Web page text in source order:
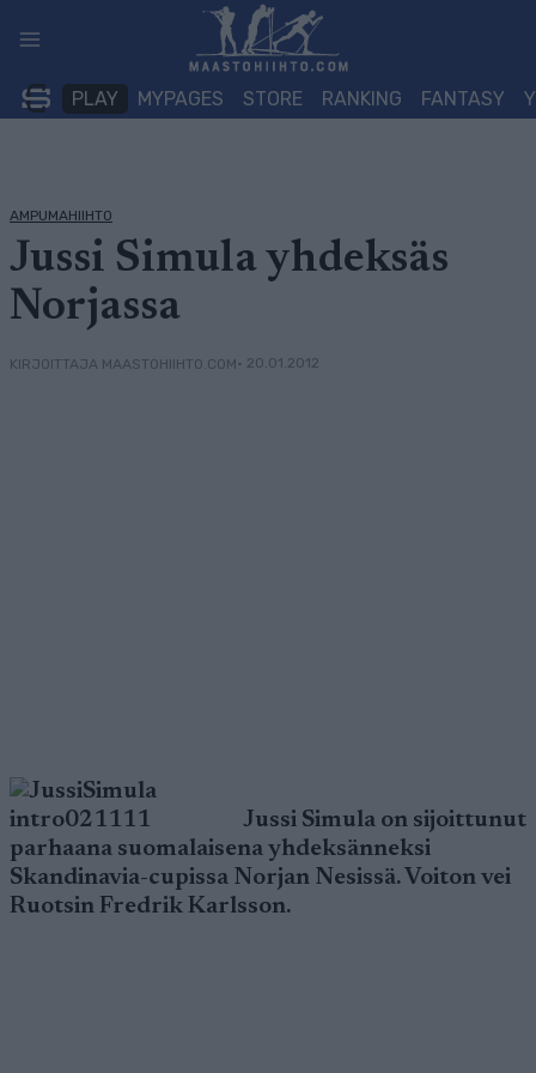
sisältöön
PLAY MYPAGES STORE RANKING FANTASY
AMPUMAHIIHTO
Jussi Simula yhdeksäs
Norjassa
KIRJOITTAJA MAASTOHIIHTO.COM• 20.01.2012
Jussi Simula on sijoittunut
parhaana suomalaisena yhdeksänneksi
Skandinavia-cupissa Norjan Nesissä. Voiton vei
Ruotsin Fredrik Karlsson.